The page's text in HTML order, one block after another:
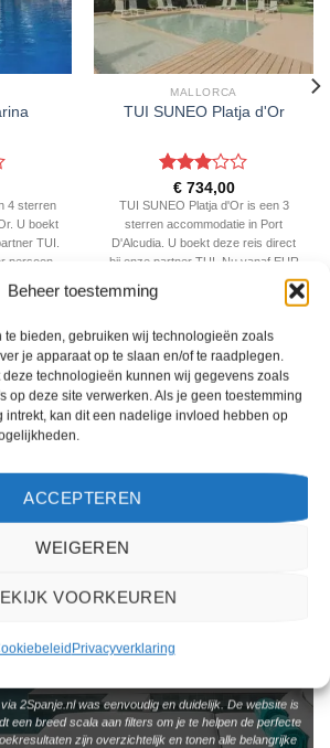
Beheer toestemming
te bieden, gebruiken wij technologieën zoals
je apparaat op te slaan en/of te raadplegen.
deze technologieën kunnen wij gegevens zoals
op deze site verwerken. Als je geen toestemming
intrekt, kan dit een nadelige invloed hebben op
ACCEPTEREN
WEIGEREN
VOORKEUREN
Privacyverklaring
4 sterren
U boekt
TUI.
persoon.
MALLORCA
TUI SUNEO Platja d'Or
Gewaardeerd
3uit 5
€734,00
TUI SUNEO Platja d'Or is een 3
sterren accommodatie in Port
D'Alcudia. U boekt deze reis direct
bij onze partner TUI. Nu vanaf EUR
ZE OVER ONS ZEGGEN
2Spanje.nl was eenvoudig en duidelijk. De website is
een breed scala aan filters om je te helpen de perfecte
zijn overzichtelijk en tonen alle belangrijke